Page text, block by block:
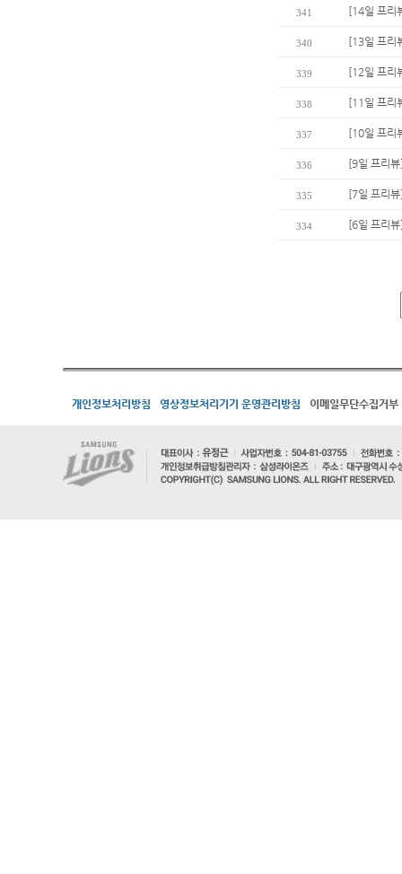
341 [14일 프리
340 [13일 프리
339 [12일 프리
338 [11일 프리
337 [10일 프리
336 [9일 프리
335 [7일 프리
334 [6일 프리뷰
개인정보처리방침 영상정보처리기기 운영관리방침 이메일무단수집거부